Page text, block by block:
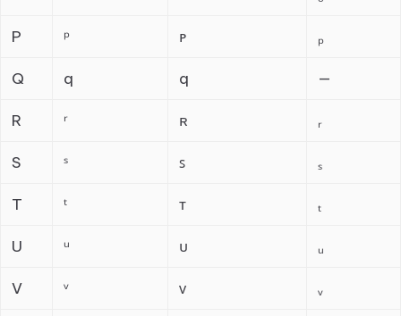
P ᵖ ᴘ ₚ
Q q q —
R ʳ ʀ ᵣ
S ˢ ꜱ ₛ
T ᵗ ᴛ ₜ
U ᵘ ᴜ ᵤ
V ᵛ ᴠ ᵥ